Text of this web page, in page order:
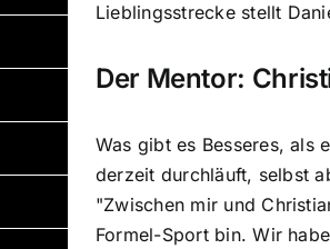
Lieblingsstrecke stellt
Der Mentor:
Was gibt es Besseres, als
derzeit durchläuft, selbst
"Zwischen mir und
Formel-Sport bin. Wir